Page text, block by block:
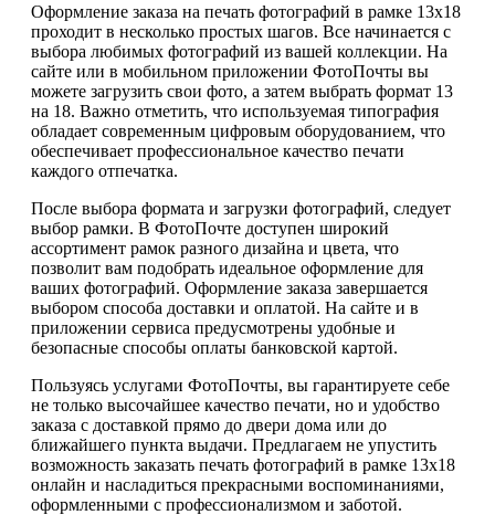
Оформление заказа на печать фотографий в рамке 13х18
проходит в несколько простых шагов. Все начинается с
выбора любимых фотографий из вашей коллекции. На
сайте или в мобильном приложении ФотоПочты вы
можете загрузить свои фото, а затем выбрать формат 13
на 18. Важно отметить, что используемая типография
обладает современным цифровым оборудованием, что
обеспечивает профессиональное качество печати
каждого отпечатка.
После выбора формата и загрузки фотографий, следует
выбор рамки. В ФотоПочте доступен широкий
ассортимент рамок разного дизайна и цвета, что
позволит вам подобрать идеальное оформление для
ваших фотографий. Оформление заказа завершается
выбором способа доставки и оплатой. На сайте и в
приложении сервиса предусмотрены удобные и
безопасные способы оплаты банковской картой.
Пользуясь услугами ФотоПочты, вы гарантируете себе
не только высочайшее качество печати, но и удобство
заказа с доставкой прямо до двери дома или до
ближайшего пункта выдачи. Предлагаем не упустить
возможность заказать печать фотографий в рамке 13х18
онлайн и насладиться прекрасными воспоминаниями,
оформленными с профессионализмом и заботой.